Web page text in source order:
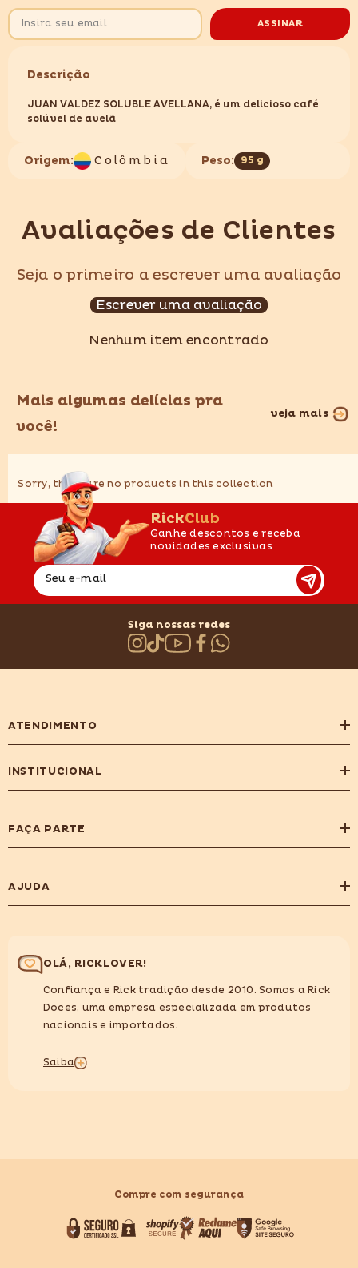
95GR
95GR
ASSINAR
Descrição
JUAN VALDEZ SOLUBLE AVELLANA, é um delicioso café
solúvel de avelã
Origem: Colômbia Peso: 95 g
Avaliações de Clientes
Seja o primeiro a escrever uma avaliação
Escrever uma avaliação
Nenhum item encontrado
Mais algumas delícias pra
você!
veja mais
Sorry, there are no products in this collection
RickClub
Ganhe descontos e receba
novidades exclusivas
Seu e-mail
Siga nossas redes
ATENDIMENTO
INSTITUCIONAL
FAÇA PARTE
AJUDA
OLÁ, RICKLOVER!
Confiança e Rick tradição desde 2010. Somos a Rick
Doces, uma empresa especializada em produtos
nacionais e importados.
Saiba
Compre com segurança